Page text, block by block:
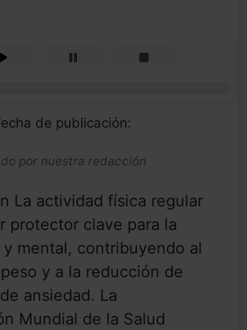
de publicación:
por nuestra redacción
La actividad física regular
protector clave para la
mental, contribuyendo al
y a la reducción de
ansiedad. La
Mundial de la Salud